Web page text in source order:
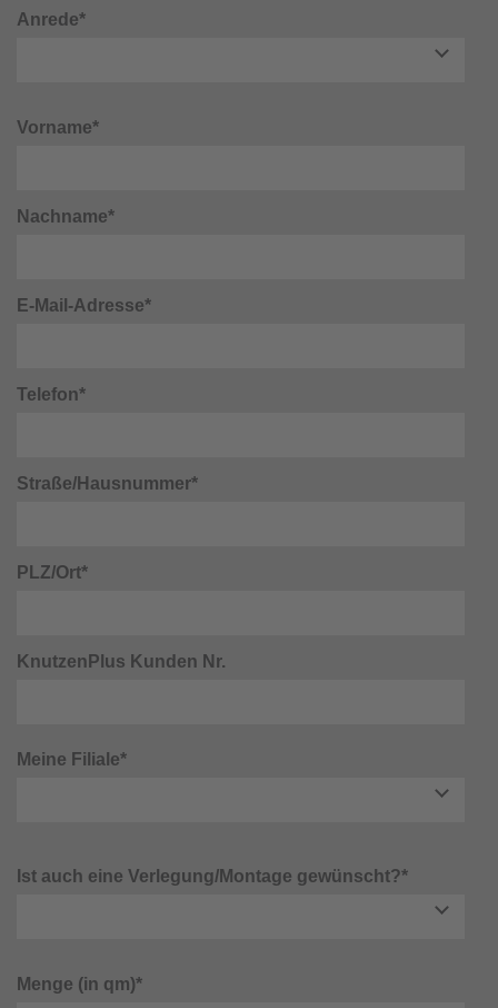
Anrede*
Vorname*
Nachname*
E-Mail-Adresse*
Telefon*
Straße/Hausnummer*
PLZ/Ort*
KnutzenPlus Kunden Nr.
Meine Filiale*
Ist auch eine Verlegung/Montage gewünscht?*
Menge (in qm)*